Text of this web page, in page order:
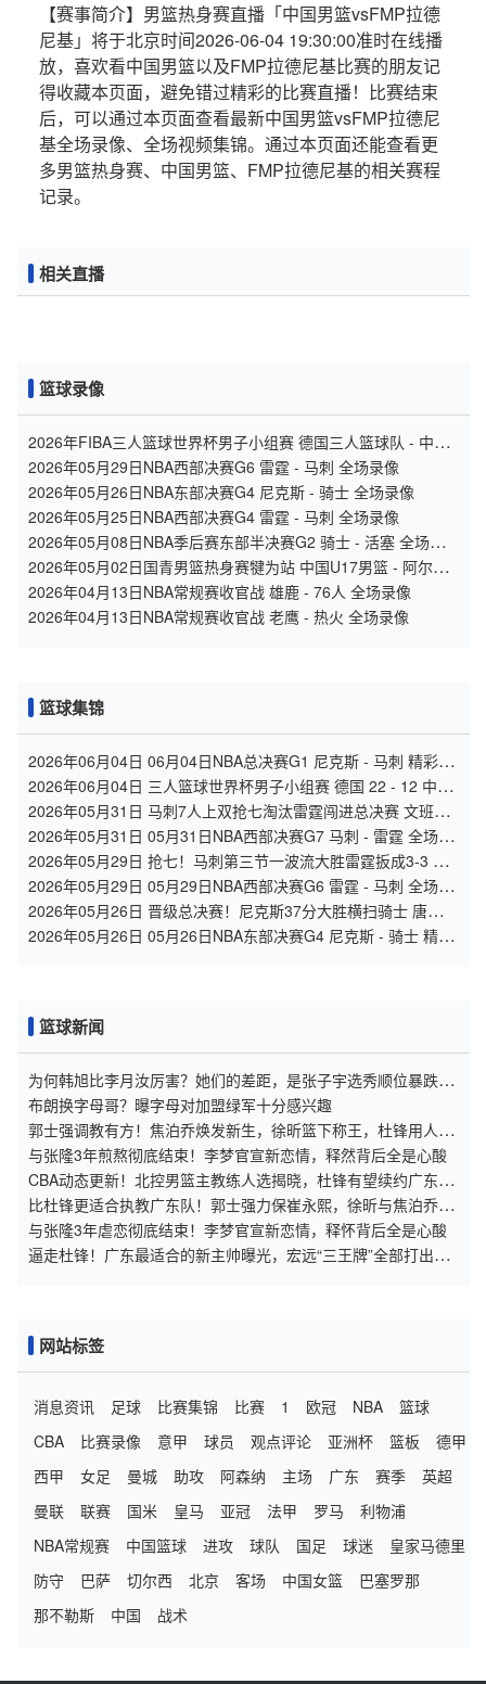
【赛事简介】男篮热身赛直播「中国男篮vsFMP拉德
尼基」将于北京时间2026-06-04 19:30:00准时在线播
放，喜欢看中国男篮以及FMP拉德尼基比赛的朋友记
得收藏本页面，避免错过精彩的比赛直播！比赛结束
后，可以通过本页面查看最新中国男篮vsFMP拉德尼
基全场录像、全场视频集锦。通过本页面还能查看更
多男篮热身赛、中国男篮、FMP拉德尼基的相关赛程
记录。
相关直播
篮球录像
2026年FIBA三人篮球世界杯男子小组赛 德国三人篮球队 - 中国
三人篮球队 全场录像
2026年05月29日NBA西部决赛G6 雷霆 - 马刺 全场录像
2026年05月26日NBA东部决赛G4 尼克斯 - 骑士 全场录像
2026年05月25日NBA西部决赛G4 雷霆 - 马刺 全场录像
2026年05月08日NBA季后赛东部半决赛G2 骑士 - 活塞 全场录
像
2026年05月02日国青男篮热身赛犍为站 中国U17男篮 - 阿尔法
学院 全场录像
2026年04月13日NBA常规赛收官战 雄鹿 - 76人 全场录像
2026年04月13日NBA常规赛收官战 老鹰 - 热火 全场录像
篮球集锦
2026年06月04日 06月04日NBA总决赛G1 尼克斯 - 马刺 精彩镜
头
2026年06月04日 三人篮球世界杯男子小组赛 德国 22 - 12 中国
全场集锦
2026年05月31日 马刺7人上双抢七淘汰雷霆闯进总决赛 文班
22+7 亚历山大35+9
2026年05月31日 05月31日NBA西部决赛G7 马刺 - 雷霆 全场集
锦
2026年05月29日 抢七！马刺第三节一波流大胜雷霆扳成3-3 文
班28+10 SGA18中6
2026年05月29日 05月29日NBA西部决赛G6 雷霆 - 马刺 全场集
锦
2026年05月26日 晋级总决赛！尼克斯37分大胜横扫骑士 唐斯
19分 哈登2球5失误
2026年05月26日 05月26日NBA东部决赛G4 尼克斯 - 骑士 精彩
篮球新闻
为何韩旭比李月汝厉害？她们的差距，是张子宇选秀顺位暴跌的
原因
布朗换字母哥？曝字母对加盟绿军十分感兴趣
郭士强调教有方！焦泊乔焕发新生，徐昕篮下称王，杜锋用人存
疑
与张隆3年煎熬彻底结束！李梦官宣新恋情，释然背后全是心酸
CBA动态更新！北控男篮主教练人选揭晓，杜锋有望续约广东宏
远
比杜锋更适合执教广东队！郭士强力保崔永熙，徐昕与焦泊乔大
爆发
与张隆3年虐恋彻底结束！李梦官宣新恋情，释怀背后全是心酸
逼走杜锋！广东最适合的新主帅曝光，宏远“三王牌”全部打出来
网站标签
消息资讯 足球 比赛集锦 比赛 1 欧冠 NBA
篮球
CBA
比赛录像 意甲 球员 观点评论 亚洲杯 篮板
德甲
西甲
女足 曼城 助攻 阿森纳 主场 广东 赛季
英超
曼联
联赛 国米 皇马 亚冠 法甲 罗马
利物浦
NBA常规赛
中国篮球 进攻 球队 国足 球迷
皇家马德里
防守
巴萨 切尔西 北京 客场 中国女篮
巴塞罗那
那不勒斯
中国 战术